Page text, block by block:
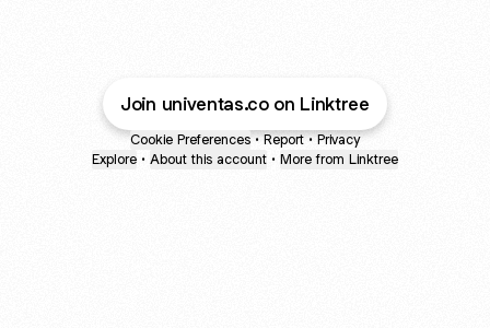
Join univentas.co on Linktree
Cookie Preferences • Report • Privacy
Explore • About this account • More from Linktree